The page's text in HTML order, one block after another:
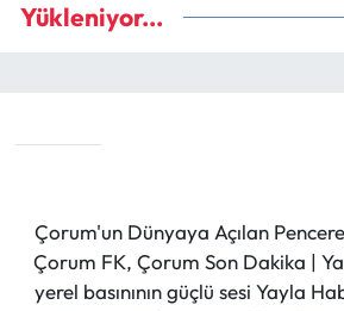
Yükleniyor...
Çorum'un Dünyaya Açılan
Çorum FK, Çorum Son Dakika |
yerel basınının güçlü sesi Yayla